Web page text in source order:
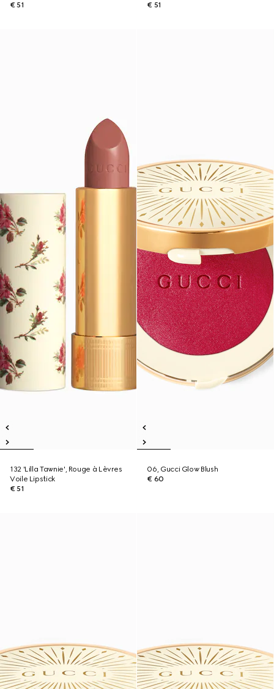
€ 51
€ 51
132 'Lilla Tawnie', Rouge à Lèvres
Voile Lipstick
€ 51
06, Gucci Glow Blush
€ 60